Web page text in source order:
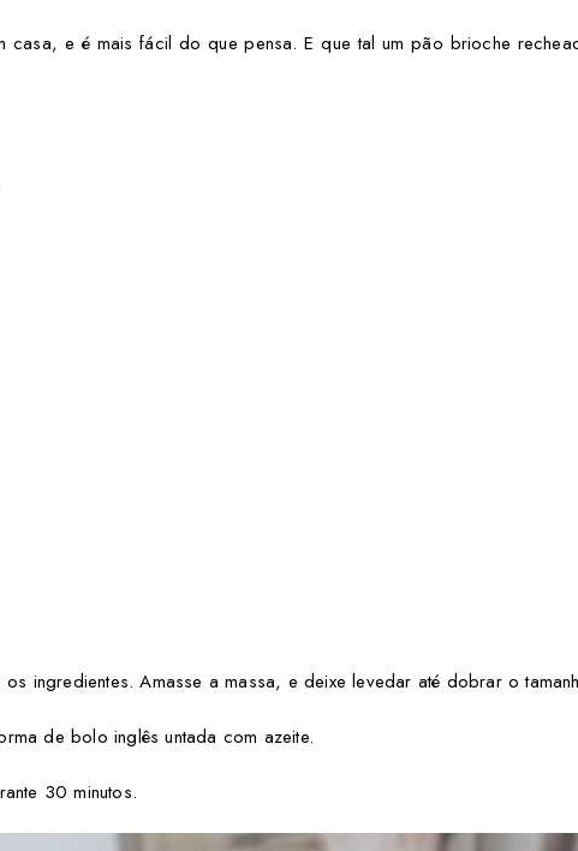
casa, e é mais fácil do que pensa. E que tal um pão brioche
ingredientes. Amasse a massa, e deixe levedar até dobrar o
de bolo inglês untada com azeite.
30 minutos.